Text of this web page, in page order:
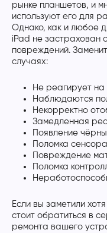
рынке планшетов, и
используют его для
Однако, как и любое
iPad не застрахован
повреждений.
случаях:
Не реагирует на
Наблюдаются
Некорректно
Замедленная
Появление
Поломка
Повреждение
Поломка
Если вы заметили
стоит обратиться в
ремонта вашего